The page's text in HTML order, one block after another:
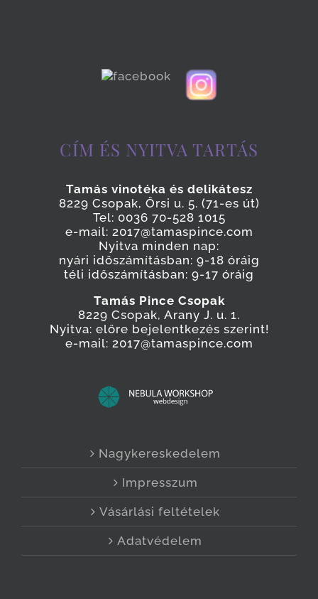
CÍM ÉS NYITVA TARTÁS
Tamás vinotéka és delikátesz
8229 Csopak, Őrsi u. 5. (71-es út)
Tel: 0036 70-528 1015
e-mail: 2017@tamaspince.com
Nyitva minden nap:
nyári időszámításban: 9-18 óráig
téli időszámításban: 9-17 óráig
Tamás Pince Csopak
8229 Csopak, Arany J. u. 1.
Nyitva: előre bejelentkezés szerint!
e-mail: 2017@tamaspince.com
Nagykereskedelem
Impresszum
Vásárlási feltételek
Adatvédelem